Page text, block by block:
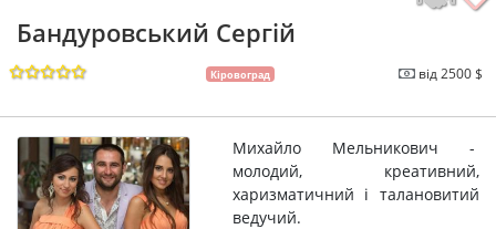
Бандуровський Сергій
Кіровоград від 2500 $
Михайло Мельникович -
молодий, креативний,
харизматичний і талановитий
ведучий.